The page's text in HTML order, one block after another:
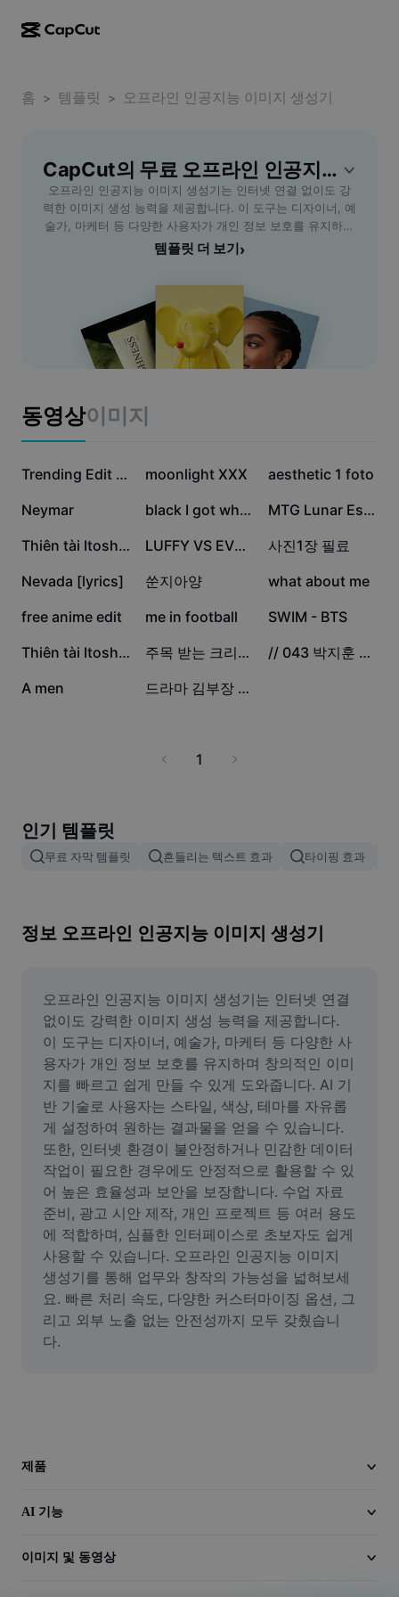
CapCut 데스크톱
CapCut Pad
CapCut 모바일
동영상 스튜디오
AI 동영상 생성기
AI 이미지 생성기
Dreamina Seedance 2.5
Nano Banana Pro
자동 캡션
캡션 템플릿
이미지 병합
이미지 비율 조정
밈 생성기
AI Text Remover
AI People Remover
AI Inpainting
Face Cutout
동영상
동영상 배경 삭제
품질 보정
동영상 에디터
동영상 에디터 및 생성기
이미지 에디터 및 생성기
음성 생성기 및 에디터
사용 사례
마케팅
소셜 미디어 템플릿
더 보기
효과 템플릿
산업 템플릿
요약 템플릿
이니셔티브
제휴 사용자
크리에이티브 파트너 프로그램
CapCut 크리에이티브 캠퍼스
보안 센터
고객 지원 센터
공지
CapCut 서비스 약관 정보
Dreamina Seedance 2.0 Launch
홈 > 템플릿 > 오프라인 인공지능 이미지 생성기
CapCut의 무료 오프라인 인공지능 이미지 생성기 템플릿
오프라인 인공지능 이미지 생성기는 인터넷 연결 없이도 강
력한 이미지 생성 능력을 제공합니다. 이 도구는 디자이너, 예
술가, 마케터 등 다양한 사용자가 개인 정보 보호를 유지하며
창의적인 이미지를 빠르고 쉽게 만들 수 있게 도와줍니다. AI
불안정하거나 민감한 데이터 작업이 필요한 경우에도 안정적
으로 활용할 수 있어 높은 효율성과 보안을 보장합니다. 수업
자료 준비, 광고 시안 제작, 개인 프로젝트 등 여러 용도에 적
합하며, 심플한 인터페이스로 초보자도 쉽게 사용할 수 있습
니다. 오프라인 인공지능 이미지 생성기를 통해 업무와 창작
징 옵션, 그리고 외부 노출 없는 안전성까지 모두 갖췄습니다.
템플릿 더 보기 ›
동영상이미지
79.3만 Trending Edit New 10.4만
moonlight XXX 6.1만
aesthetic 1 foto
5.8만
Neymar 1.5만 black I got white 1.4만 MTG Lunar Esmeralda
1.3만 Thiên tài Itoshi Sae 8천 LUFFY VS EVERYBODY 5.7천
사진1장 필료
5.2천
Nevada [lyrics] 2.6천
쑨지아양 2.5천
what about me
2천
free anime edit 1.7천
me in football 1.6천
SWIM - BTS
365 Thiên tài Itoshi Sae 258 주목 받는 크리에이터라늬ㅣㅣ 15 // 043 박지훈 처진눈썹
15
A men 1 드라마 김부장 배구부 걔
1
인기 템플릿
무료 자막 템플릿 흔들리는 텍스트 효과 타이핑 효과
정보 오프라인 인공지능 이미지 생성기
오프라인 인공지능 이미지 생성기는 인터넷 연결
없이도 강력한 이미지 생성 능력을 제공합니다.
이 도구는 디자이너, 예술가, 마케터 등 다양한 사
용자가 개인 정보 보호를 유지하며 창의적인 이미
지를 빠르고 쉽게 만들 수 있게 도와줍니다. AI 기
반 기술로 사용자는 스타일, 색상, 테마를 자유롭
게 설정하여 원하는 결과물을 얻을 수 있습니다.
또한, 인터넷 환경이 불안정하거나 민감한 데이터
작업이 필요한 경우에도 안정적으로 활용할 수 있
어 높은 효율성과 보안을 보장합니다. 수업 자료
준비, 광고 시안 제작, 개인 프로젝트 등 여러 용도
에 적합하며, 심플한 인터페이스로 초보자도 쉽게
사용할 수 있습니다. 오프라인 인공지능 이미지
생성기를 통해 업무와 창작의 가능성을 넓혀보세
요. 빠른 처리 속도, 다양한 커스터마이징 옵션, 그
리고 외부 노출 없는 안전성까지 모두 갖췄습니
다.
제품
AI 기능
이미지 및 동영상